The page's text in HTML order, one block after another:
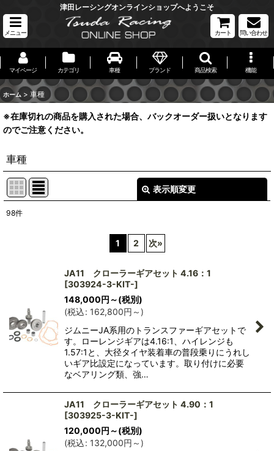
津田レーシングオンラインショップへようこそ
メニュー カート 問い合わせ
マイページ カテゴリ 車種 ブランド 商品検索 機能
ホーム > 車種
※在庫切れの商品を購入された場合、バックオーダー扱いとなります
のでご注意ください。
車種
表示順変更
絞り込む
98件
1 2 次»
JA11 クローラーギアセット 4.16：1
[303924-3-KIT-]
148,000円 ～(税別)
(税込: 162,800円 ～ )
ジムニーJA系用のトランスファーギアセットで
す。ローレンジギアは4.16:1、ハイレンジも
1.57:1と、大径タイヤ装着車の普段乗りにうれし
いギア比設定になっています。取り付けに必要
なベアリング類、強…
JA11 クローラーギアセット 4.90：1
[303925-3-KIT-]
120,000円 ～(税別)
(税込: 132,000円 ～ )